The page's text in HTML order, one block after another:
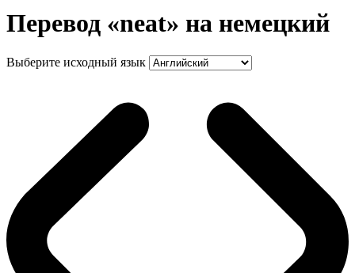
Перевод «neat» на немецкий
Выберите исходный язык